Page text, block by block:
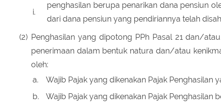
i.
penghasilan berupa penarikan dana pensiun
dari dana pensiun yang pendiriannya telah
(2) Penghasilan yang dipotong PPh Pasal 21 dan/
penerimaan dalam bentuk natura dan/atau
oleh:
a.
Wajib Pajak yang dikenakan Pajak Penghasilan
b.
Wajib Pajak yang dikenakan Pajak